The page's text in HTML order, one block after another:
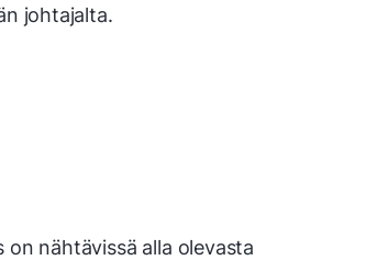
johtajalta.
nähtävissä alla olevasta